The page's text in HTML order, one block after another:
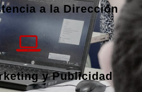
a la Dirección
y Publicidad